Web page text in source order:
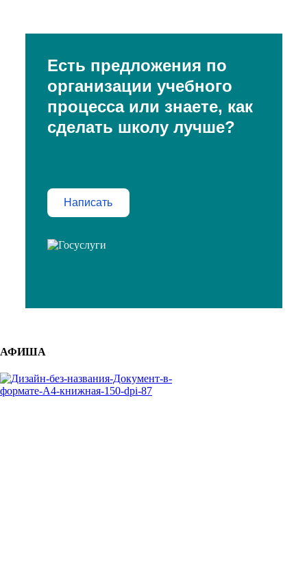
Есть предложения по
организации учебного
процесса или знаете, как
сделать школу лучше?
Написать
АФИША